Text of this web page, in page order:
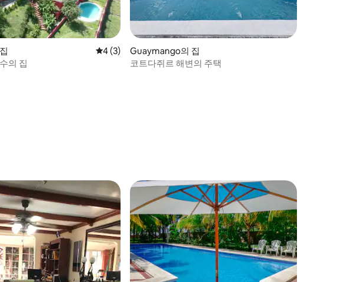
평점 4점(5점 만점), 후기 3개
4 (3)
의 집
Guaymango의 집
코트다쥐르 해변의 주택